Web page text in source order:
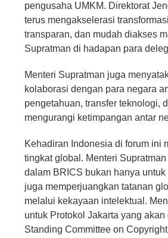
pengusaha UMKM. Direktorat
terus mengakselerasi
transparan, dan mudah diakses
Supratman di hadapan para
Menteri Supratman juga
kolaborasi dengan para negara
pengetahuan, transfer teknologi,
mengurangi ketimpangan antar
Kehadiran Indonesia di forum ini
tingkat global. Menteri
dalam BRICS bukan hanya
juga memperjuangkan tatanan
melalui kekayaan intelektual.
untuk Protokol Jakarta yang
Standing Committee on